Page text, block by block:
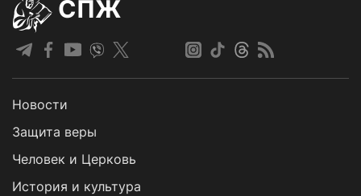
СПЖ
Новости
Защита веры
Человек и Церковь
История и культура